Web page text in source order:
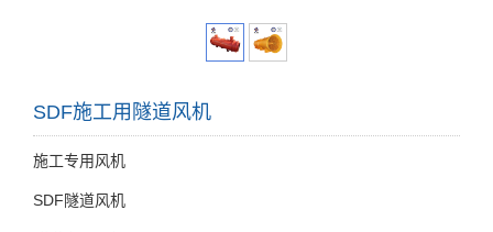
SDF施工用隧道风机
施工专用风机
SDF隧道风机